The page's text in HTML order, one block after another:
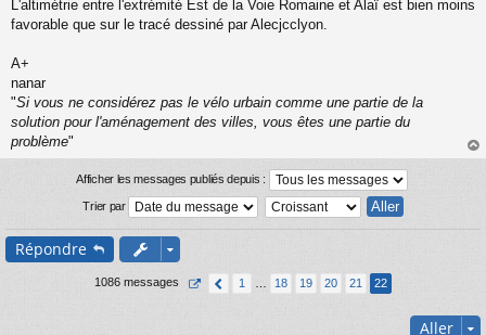
g
n
o
n
u
L'altimétrie entre l'extrémité Est de la Voie Romaine et Alaï est bien moins
favorable que sur le tracé dessiné par Alecjcclyon.
A+
nanar
"Si vous ne considérez pas le vélo urbain comme une partie de la
solution pour l'aménagement des villes, vous êtes une partie du
problème"
au
Afficher les messages publiés depuis :
Trier par
Répondre
1086 messages 1 18 19 20 21 22
Aller